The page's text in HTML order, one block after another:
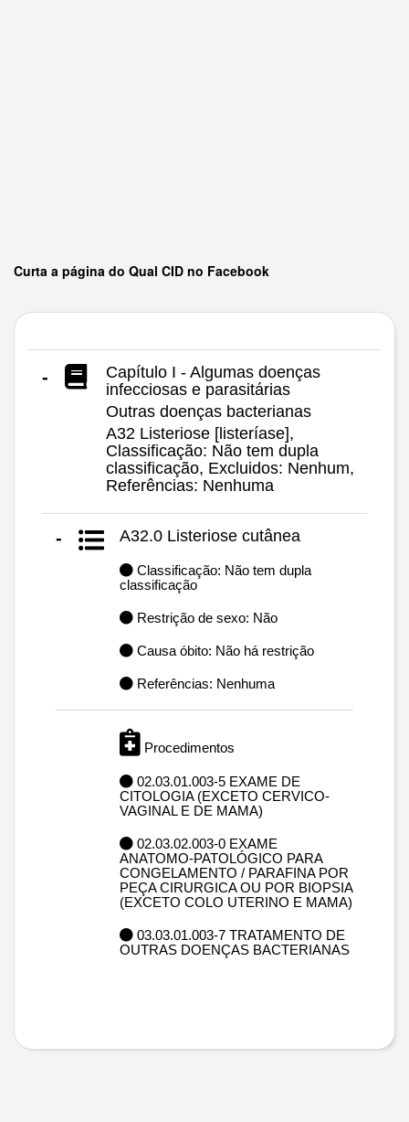
Curta a página do Qual CID no Facebook
-
Capítulo I - Algumas doenças
infecciosas e parasitárias
Outras doenças bacterianas
A32 Listeriose [listeríase],
Classificação: Não tem dupla
classificação, Excluidos: Nenhum,
Referências: Nenhuma
- A32.0 Listeriose cutânea
Classificação: Não tem dupla
classificação
Restrição de sexo: Não
Causa óbito: Não há restrição
Referências: Nenhuma
Procedimentos
02.03.01.003-5 EXAME DE
CITOLOGIA (EXCETO CERVICO-
VAGINAL E DE MAMA)
02.03.02.003-0 EXAME
ANATOMO-PATOLÓGICO PARA
CONGELAMENTO / PARAFINA POR
PEÇA CIRURGICA OU POR BIOPSIA
(EXCETO COLO UTERINO E MAMA)
03.03.01.003-7 TRATAMENTO DE
OUTRAS DOENÇAS BACTERIANAS